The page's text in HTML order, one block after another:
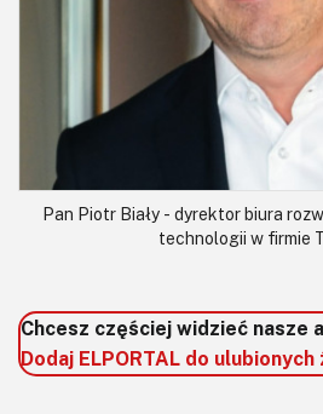
Pan Piotr Biały - dyrektor biura
technologii w firmie
Chcesz częściej widzieć nasze
Dodaj ELPORTAL do ulubionych